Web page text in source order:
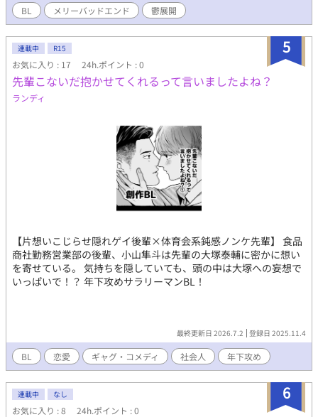
BL メリーバッドエンド 鬱展開
5
連載中 R15
お気に入り : 17 24h.ポイント : 0
先輩こないだ抱かせてくれるって言いましたよね？
ランディ
【片想いこじらせ隠れゲイ後輩×体育会系鈍感ノンケ先輩】 食品
商社勤務営業部の後輩、小山隼斗は先輩の大塚泰輔に密かに想い
を寄せている。 気持ちを隠していても、頭の中は大塚への妄想で
いっぱいで！？ 年下攻めサラリーマンBL！
最終更新日 2026.7.2 登録日 2025.11.4
BL 恋愛 ギャグ・コメディ 社会人 年下攻め
6
連載中 なし
お気に入り : 8 24h.ポイント : 0